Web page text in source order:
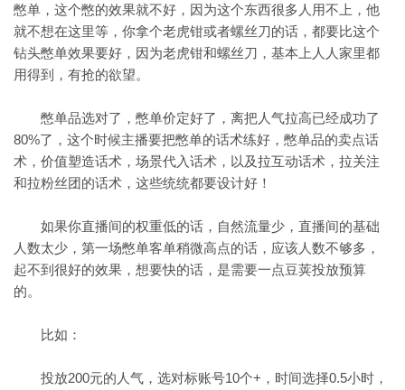
憋单，这个憋的效果就不好，因为这个东西很多人用不上，他
就不想在这里等，你拿个老虎钳或者螺丝刀的话，都要比这个
钻头憋单效果要好，因为老虎钳和螺丝刀，基本上人人家里都
用得到，有抢的欲望。
憋单品选对了，憋单价定好了，离把人气拉高已经成功了
80%了，这个时候主播要把憋单的话术练好，憋单品的卖点话
术，价值塑造话术，场景代入话术，以及拉互动话术，拉关注
和拉粉丝团的话术，这些统统都要设计好！
如果你直播间的权重低的话，自然流量少，直播间的基础
人数太少，第一场憋单客单稍微高点的话，应该人数不够多，
起不到很好的效果，想要快的话，是需要一点豆荚投放预算
的。
比如：
投放200元的人气，选对标账号10个+，时间选择0.5小时，